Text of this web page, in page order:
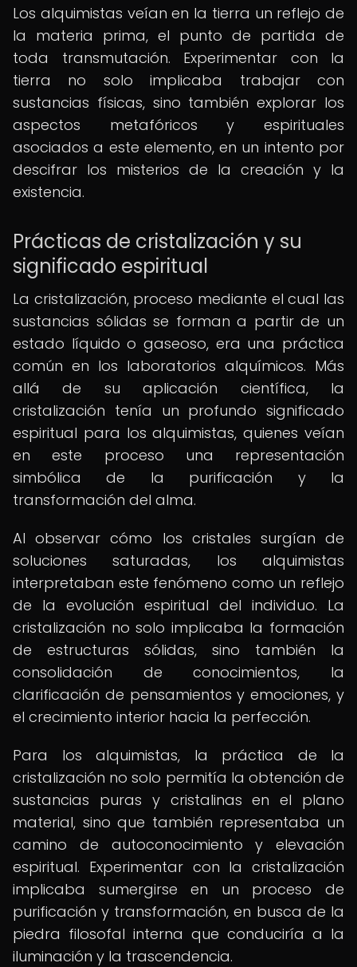
Los alquimistas veían en la tierra un reflejo de
la materia prima, el punto de partida de
toda transmutación. Experimentar con la
tierra no solo implicaba trabajar con
sustancias físicas, sino también explorar los
aspectos metafóricos y espirituales
asociados a este elemento, en un intento por
descifrar los misterios de la creación y la
existencia.
Prácticas de cristalización y su
significado espiritual
La cristalización, proceso mediante el cual las
sustancias sólidas se forman a partir de un
estado líquido o gaseoso, era una práctica
común en los laboratorios alquímicos. Más
allá de su aplicación científica, la
cristalización tenía un profundo significado
espiritual para los alquimistas, quienes veían
en este proceso una representación
simbólica de la purificación y la
transformación del alma.
Al observar cómo los cristales surgían de
soluciones saturadas, los alquimistas
interpretaban este fenómeno como un reflejo
de la evolución espiritual del individuo. La
cristalización no solo implicaba la formación
de estructuras sólidas, sino también la
consolidación de conocimientos, la
clarificación de pensamientos y emociones, y
el crecimiento interior hacia la perfección.
Para los alquimistas, la práctica de la
cristalización no solo permitía la obtención de
sustancias puras y cristalinas en el plano
material, sino que también representaba un
camino de autoconocimiento y elevación
espiritual. Experimentar con la cristalización
implicaba sumergirse en un proceso de
purificación y transformación, en busca de la
piedra filosofal interna que conduciría a la
iluminación y la trascendencia.